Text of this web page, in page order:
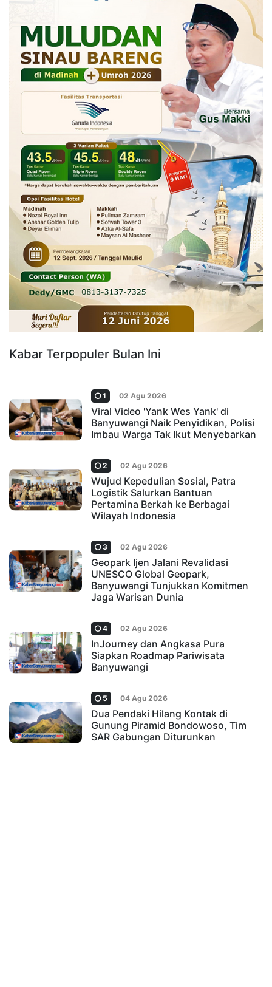
Kabar Terpopuler Bulan Ini
1 02 Agu 2026
Viral Video 'Yank Wes Yank' di
Banyuwangi Naik Penyidikan, Polisi
Imbau Warga Tak Ikut Menyebarkan
2 02 Agu 2026
Wujud Kepedulian Sosial, Patra
Logistik Salurkan Bantuan
Pertamina Berkah ke Berbagai
Wilayah Indonesia
3 02 Agu 2026
Geopark Ijen Jalani Revalidasi
UNESCO Global Geopark,
Banyuwangi Tunjukkan Komitmen
Jaga Warisan Dunia
4 02 Agu 2026
InJourney dan Angkasa Pura
Siapkan Roadmap Pariwisata
Banyuwangi
5 04 Agu 2026
Dua Pendaki Hilang Kontak di
Gunung Piramid Bondowoso, Tim
SAR Gabungan Diturunkan